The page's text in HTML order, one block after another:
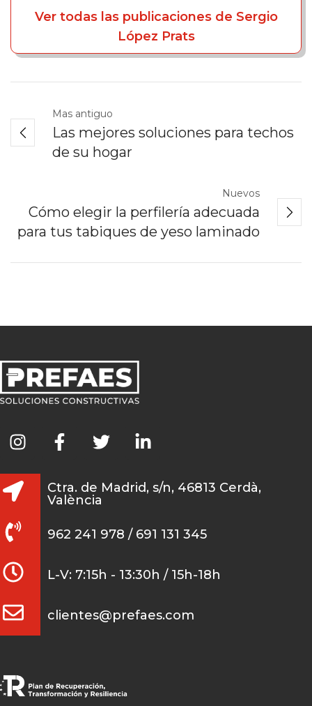
Ver todas las publicaciones de Sergio
López Prats
Mas antiguo
Las mejores soluciones para techos
de su hogar
Nuevos
Cómo elegir la perfilería adecuada
para tus tabiques de yeso laminado
Ctra. de Madrid, s/n, 46813 Cerdà,
València
962 241 978 / 691 131 345
L-V: 7:15h - 13:30h / 15h-18h
clientes@prefaes.com